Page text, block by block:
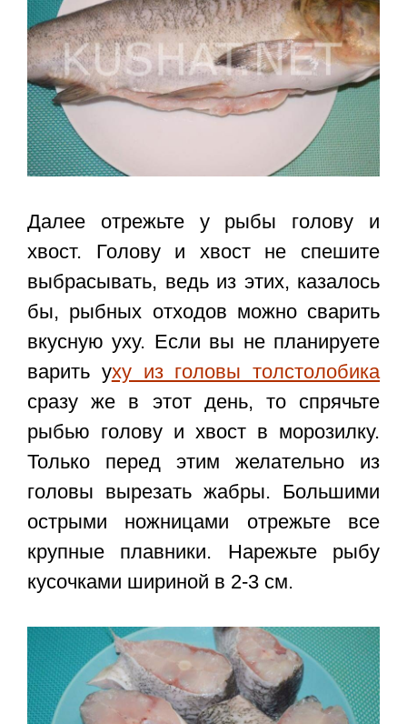
Далее отрежьте у рыбы голову и
хвост. Голову и хвост не спешите
выбрасывать, ведь из этих, казалось
бы, рыбных отходов можно сварить
вкусную уху. Если вы не планируете
варить уху из головы толстолобика
сразу же в этот день, то спрячьте
рыбью голову и хвост в морозилку.
Только перед этим желательно из
головы вырезать жабры. Большими
острыми ножницами отрежьте все
крупные плавники. Нарежьте рыбу
кусочками шириной в 2-3 см.